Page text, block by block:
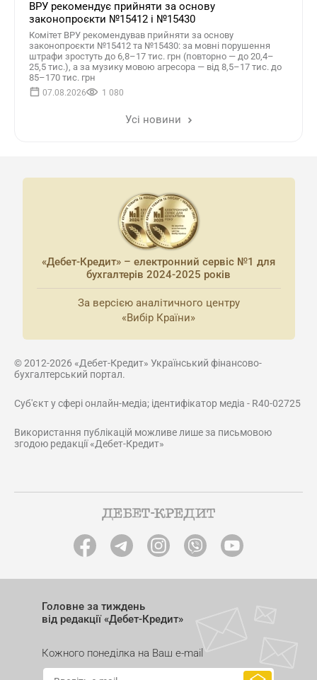
ВРУ рекомендує прийняти за основу
законопроєкти №15412 і №15430
Комітет ВРУ рекомендував прийняти за основу
законопроєкти №15412 та №15430: за мовні порушення
штрафи зростуть до 6,8–17 тис. грн (повторно — до 20,4–
25,5 тис.), а за музику мовою агресора — від 8,5–17 тис. до
85–170 тис. грн
07.08.2026 1 080
Усі новини
«Дебет-Кредит» – електронний сервіс №1 для
бухгалтерів 2024-2025 років
За версією аналітичного центру
«Вибір Країни»
© 2012-2026 «Дебет-Кредит» Український фінансово-
бухгалтерський портал.
Суб'єкт у сфері онлайн-медіа; ідентифікатор медіа - R40-02725
Використання публікацій можливе лише за письмовою
згодою редакції «Дебет-Кредит»
Головне за тиждень
від редакції «Дебет-Кредит»
Кожного понеділка на Ваш e-mail